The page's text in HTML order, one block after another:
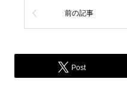
前の記事
Post